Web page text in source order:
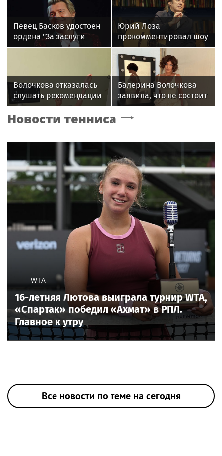
Певец Басков удостоен
ордена "За заслуги
перед Отечеством" IV
Юрий Лоза
прокомментировал шоу
Димы Билана словами
«понты дороже денег»
Волочкова отказалась
слушать рекомендации
врачей после новой
травмы: "Слушаю
Балерина Волочкова
заявила, что не состоит
в отношениях с
молодым журналистом
Новости тенниса
WTA
16-летняя Лютова выиграла турнир WTA,
«Спартак» победил «Ахмат» в РПЛ.
Главное к утру
Все новости по теме на сегодня